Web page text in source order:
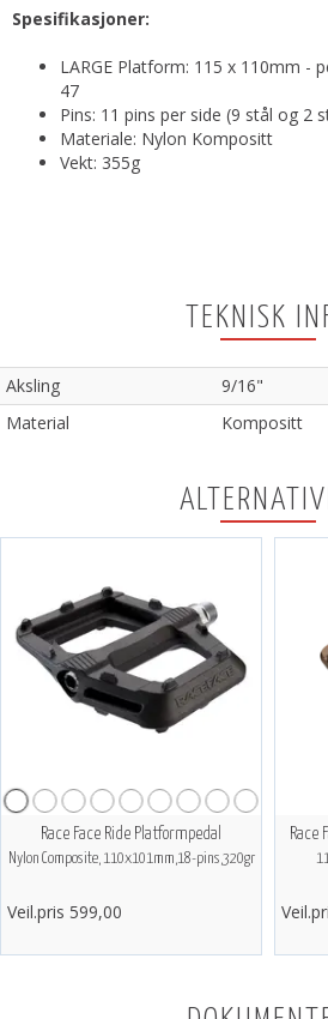
Spesifikasjoner:
LARGE Platform: 115 x 110mm -
47
Pins: 11 pins per side (9 stål og 2
Materiale: Nylon Kompositt
Vekt: 355g
TEKNISK
Aksling
9/16"
Material
Kompositt
Race Face Ride Platformpedal
Nylon Composite, 110x101mm,18-pins,320gr
Veil.pris 599,00
Race